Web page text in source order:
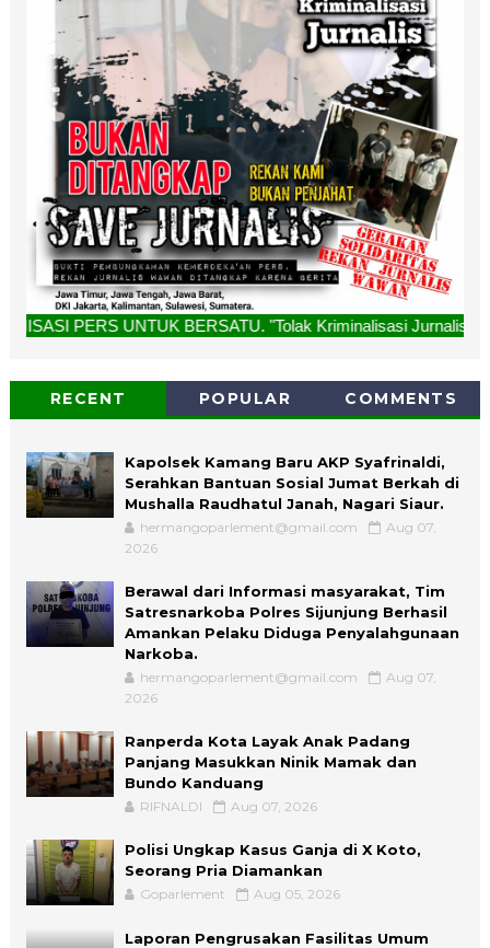
UNTUK BERSATU. "Tolak Kriminalisasi Jurnalis, Rekan Kami
RECENT POPULAR COMMENTS
Kapolsek Kamang Baru AKP Syafrinaldi,
Serahkan Bantuan Sosial Jumat Berkah di
Mushalla Raudhatul Janah, Nagari Siaur.
hermangoparlement@gmail.com
Aug 07,
2026
Berawal dari Informasi masyarakat, Tim
Satresnarkoba Polres Sijunjung Berhasil
Amankan Pelaku Diduga Penyalahgunaan
Narkoba.
hermangoparlement@gmail.com
Aug 07,
2026
Ranperda Kota Layak Anak Padang
Panjang Masukkan Ninik Mamak dan
Bundo Kanduang
RIFNALDI Aug 07, 2026
Polisi Ungkap Kasus Ganja di X Koto,
Seorang Pria Diamankan
Goparlement Aug 05, 2026
Laporan Pengrusakan Fasilitas Umum